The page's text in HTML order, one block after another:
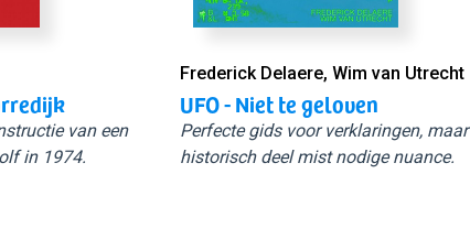
van een
in 1974.
Frederick Delaere, Wim van Utrecht
UFO - Niet te geloven
Perfecte gids voor verklaringen, maar
historisch deel mist nodige nuance.